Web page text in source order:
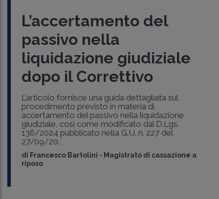
L’accertamento del
passivo nella
liquidazione giudiziale
dopo il Correttivo
L’articolo fornisce una guida dettagliata sul
procedimento previsto in materia di
accertamento del passivo nella liquidazione
giudiziale, così come modificato dal D.Lgs.
136/2024 pubblicato nella G.U. n. 227 del
27/09/20..
di Francesco Bartolini - Magistrato di cassazione a
riposo